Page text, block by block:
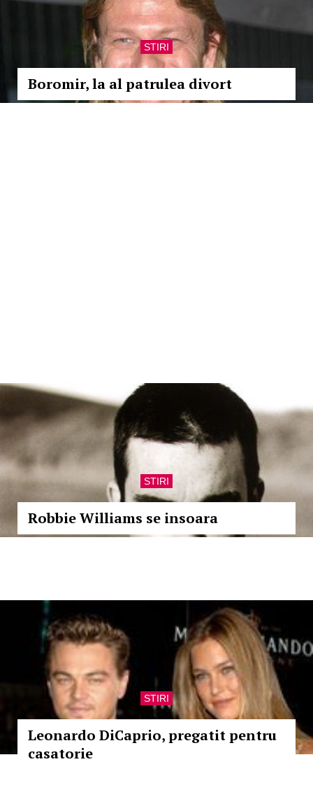
STIRI
Boromir, la al patrulea divort
STIRI
Robbie Williams se insoara
STIRI
Leonardo DiCaprio, pregatit pentru
casatorie